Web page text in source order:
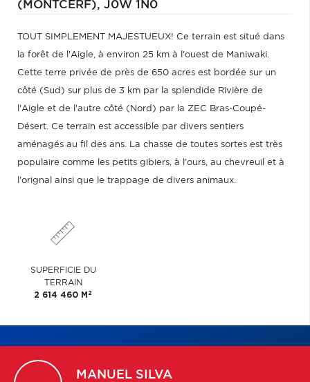
(MONTCERF), J0W 1N0
TOUT SIMPLEMENT MAJESTUEUX! Ce terrain est situé dans
la forêt de l'Aigle, à environ 25 km à l'ouest de Maniwaki.
Cette terre privée de près de 650 acres est bordée sur un
côté (Sud) sur plus de 3 km par la splendide Rivière de
l'Aigle et de l'autre côté (Nord) par la ZEC Bras-Coupé-
Désert. Ce terrain est accessible par divers sentiers
aménagés au fil des ans. La chasse de toutes sortes est très
populaire comme les petits gibiers, à l'ours, au chevreuil et à
l'orignal ainsi que le trappage de divers animaux.
SUPERFICIE DU
TERRAIN
2 614 460 M 2
MANUEL SILVA